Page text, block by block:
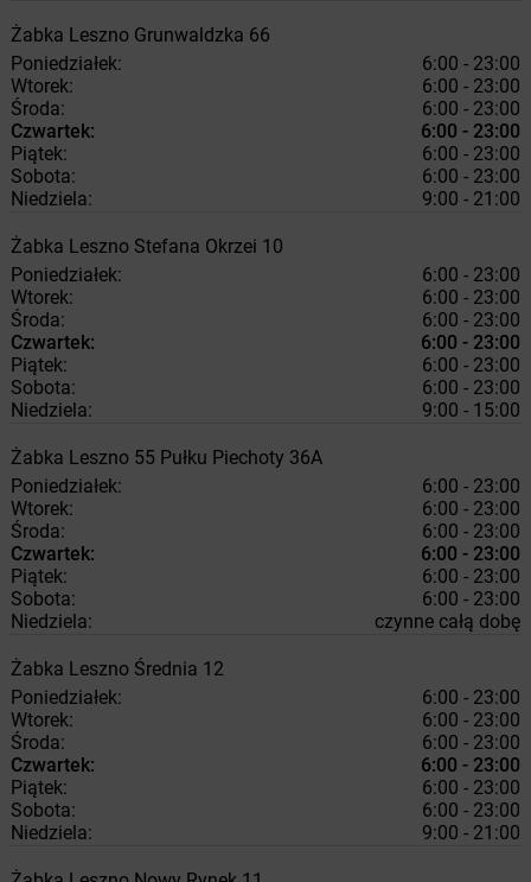
Żabka Leszno Grunwaldzka 66
Poniedziałek:
6:00 - 23:00
Wtorek:
6:00 - 23:00
Środa:
6:00 - 23:00
Czwartek:
6:00 - 23:00
Piątek:
6:00 - 23:00
Sobota:
6:00 - 23:00
Niedziela:
9:00 - 21:00
Żabka Leszno Stefana Okrzei 10
Poniedziałek:
6:00 - 23:00
Wtorek:
6:00 - 23:00
Środa:
6:00 - 23:00
Czwartek:
6:00 - 23:00
Piątek:
6:00 - 23:00
Sobota:
6:00 - 23:00
Niedziela:
9:00 - 15:00
Żabka Leszno 55 Pułku Piechoty 36A
Poniedziałek:
6:00 - 23:00
Wtorek:
6:00 - 23:00
Środa:
6:00 - 23:00
Czwartek:
6:00 - 23:00
Piątek:
6:00 - 23:00
Sobota:
6:00 - 23:00
Niedziela:
czynne całą dobę
Żabka Leszno Średnia 12
Poniedziałek:
6:00 - 23:00
Wtorek:
6:00 - 23:00
Środa:
6:00 - 23:00
Czwartek:
6:00 - 23:00
Piątek:
6:00 - 23:00
Sobota:
6:00 - 23:00
Niedziela:
9:00 - 21:00